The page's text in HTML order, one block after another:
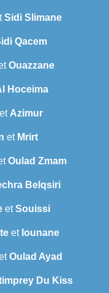
Sidi Slimane
Qacem
Ouazzane
Hoceima
Azimur
et Mrirt
Oulad Zmam
Belqsiri
etSouissi
et Iounane
Oulad Ayad
Du Kiss